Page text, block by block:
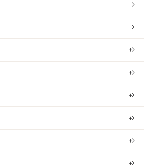
＋
＋
＋
＋
＋
＋